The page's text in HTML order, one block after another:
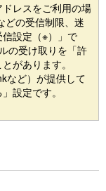
レスをご利用の場
どの受信制限、迷
設定（※）」で
の受け取りを「許
があります。
など）が提供して
設定です。